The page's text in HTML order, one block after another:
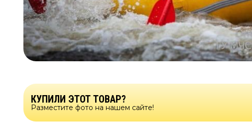
КУПИЛИ ЭТОТ ТОВАР?
Разместите фото на нашем сайте!